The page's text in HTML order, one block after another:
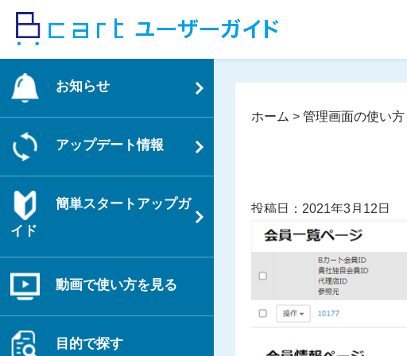
ッ
お知らせ
アップデート情報
簡単スタートアップガ
イド
動画で使い方を見る
目的で探す
ホーム >管理画面の使い方
投稿日：2021年3月12日